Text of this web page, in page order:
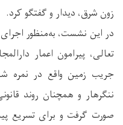
زون شرق، دیدار و گفتگو کرد.
در این نشست، به‌منظور اجرای
تعالی، پیرامون اعمار
جریب زمین واقع در نمره
ننگرهار و همچنان روند
صورت گرفت و برای تسریع